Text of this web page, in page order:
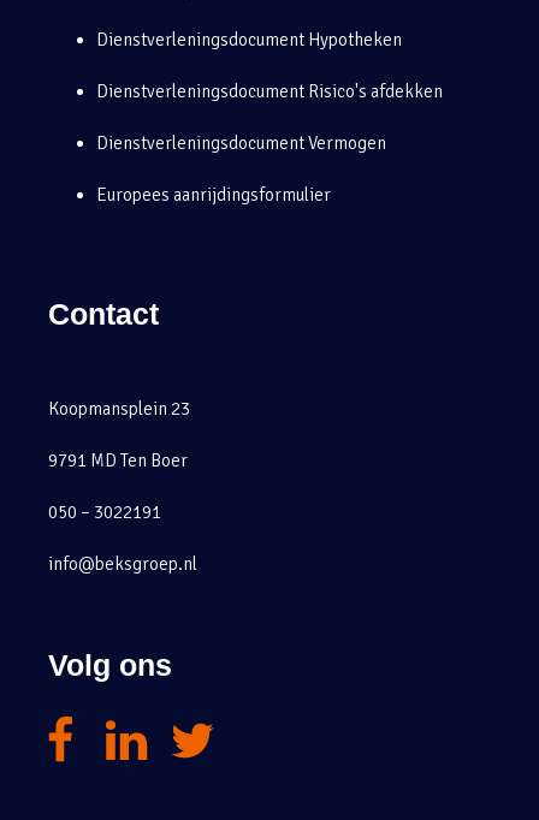
Dienstverleningsdocument Hypotheken
Dienstverleningsdocument Risico's afdekken
Dienstverleningsdocument Vermogen
Europees aanrijdingsformulier
Contact
Koopmansplein 23
9791 MD Ten Boer
050 – 3022191
info@beksgroep.nl
Volg ons